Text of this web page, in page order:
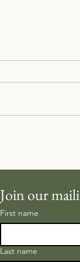
Join our
First name
Last name